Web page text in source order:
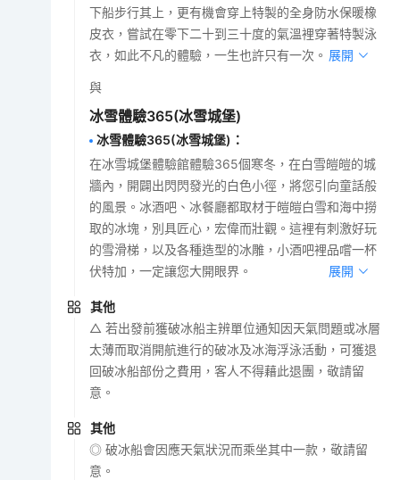
下船步行其上，更有機會穿上特製的全身防水保暖橡
皮衣，嘗試在零下二十到三十度的氣溫裡穿著特製泳
衣，如此不凡的體驗，一生也許只有一次。 展開
與
冰雪體驗365(冰雪城堡)
冰雪體驗365(冰雪城堡) ：
在冰雪城堡體驗館體驗365個寒冬，在白雪皚皚的城
牆內，開闢出閃閃發光的白色小徑，將您引向童話般
的風景。冰酒吧、冰餐廳都取材于皚皚白雪和海中撈
取的冰塊，別具匠心，宏偉而壯觀。這裡有刺激好玩
的雪滑梯，以及各種造型的冰雕，小酒吧裡品嚐一杯
伏特加，一定讓您大開眼界。
展開
其他
△ 若出發前獲破冰船主辨單位通知因天氣問題或冰層
太薄而取消開航進行的破冰及冰海浮泳活動，可獲退
回破冰船部份之費用，客人不得藉此退團，敬請留
意。
其他
◎ 破冰船會因應天氣狀況而乘坐其中一款，敬請留
意。